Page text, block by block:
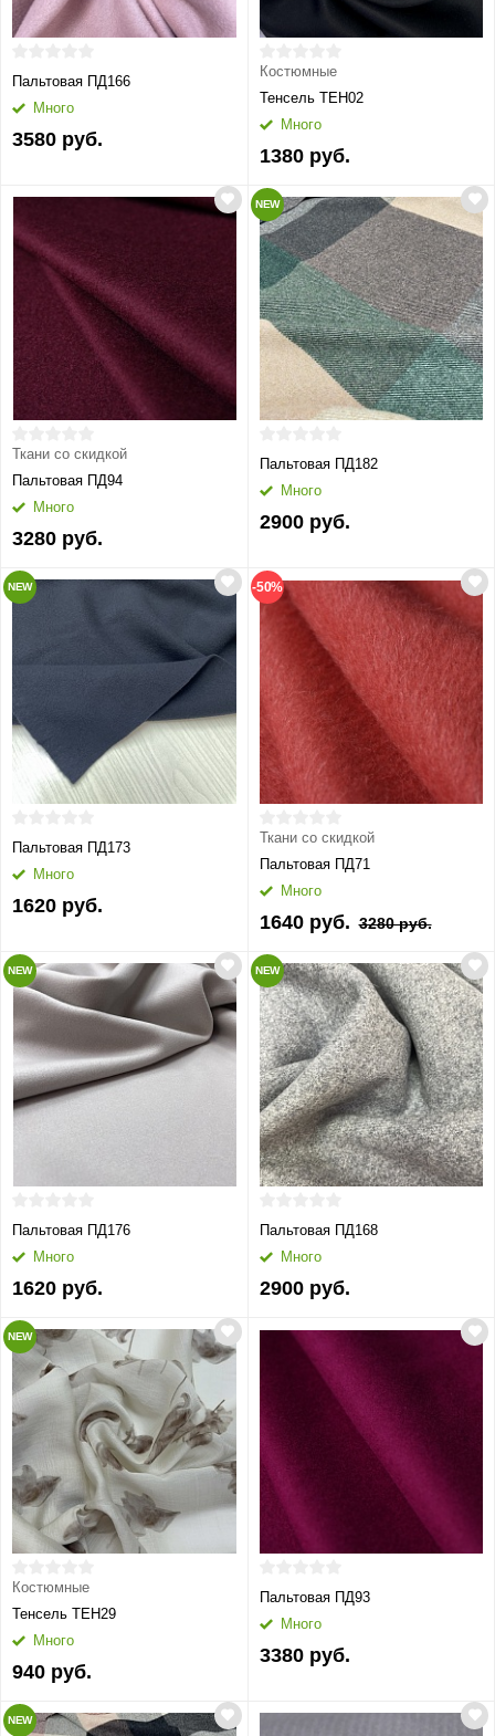
Пальтовая ПД166
Много
3580 руб.
Костюмные
Тенсель ТЕН02
Много
1380 руб.
Ткани со скидкой
Пальтовая ПД94
Много
3280 руб.
NEW
Пальтовая ПД182
Много
2900 руб.
NEW
Пальтовая ПД173
Много
1620 руб.
-50%
Ткани со скидкой
Пальтовая ПД71
Много
1640 руб. 3280 руб.
NEW
Пальтовая ПД176
Много
1620 руб.
NEW
Пальтовая ПД168
Много
2900 руб.
NEW
Костюмные
Тенсель ТЕН29
Много
940 руб.
Пальтовая ПД93
Много
3380 руб.
NEW